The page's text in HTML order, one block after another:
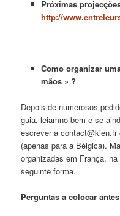
Próximas
http://
Como organizar
mãos » ?
Depois de numerosos
guia, leiam­no bem e se
escrever a contact@kien.fr
(apenas para a Bélgica).
organizadas em França,
seguinte forma.
Perguntas a colocar